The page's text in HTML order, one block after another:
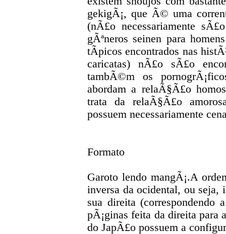
gekigÃ¡, que Ã© uma
(nÃ£o necessariamente
gÃªneros seinen para
tÃ­picos encontrados nas
caricatas) nÃ£o sÃ£o
tambÃ©m os
abordam a relaÃ§Ã£o
trata da relaÃ§Ã£o
possuem necessariamente
Formato
Garoto lendo mangÃ¡.A
inversa da ocidental, ou
sua direita (correspondendo
pÃ¡ginas feita da direita para
do JapÃ£o possuem a